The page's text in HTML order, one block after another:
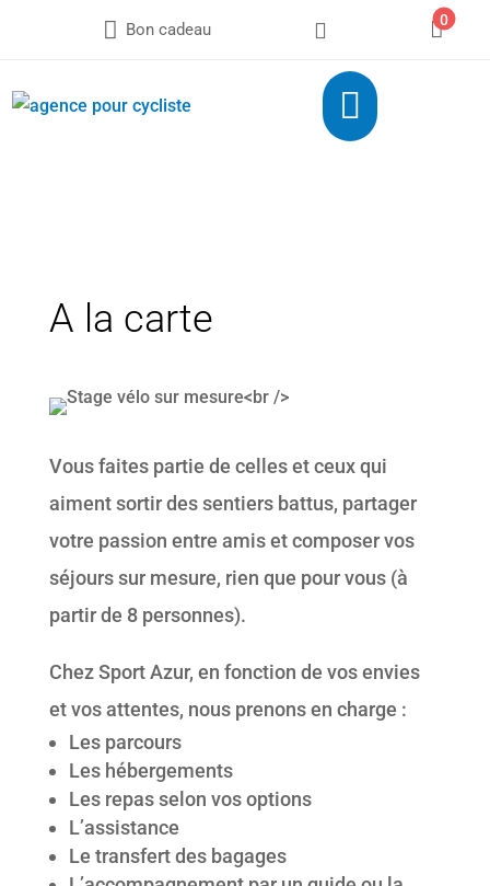
 Bon cadeau  0

A la carte
Vous faites partie de celles et ceux qui
aiment sortir des sentiers battus, partager
votre passion entre amis et composer vos
séjours sur mesure, rien que pour vous (à
partir de 8 personnes).
Chez Sport Azur, en fonction de vos envies
et vos attentes, nous prenons en charge :
Les parcours
Les hébergements
Les repas selon vos options
L’assistance
Le transfert des bagages